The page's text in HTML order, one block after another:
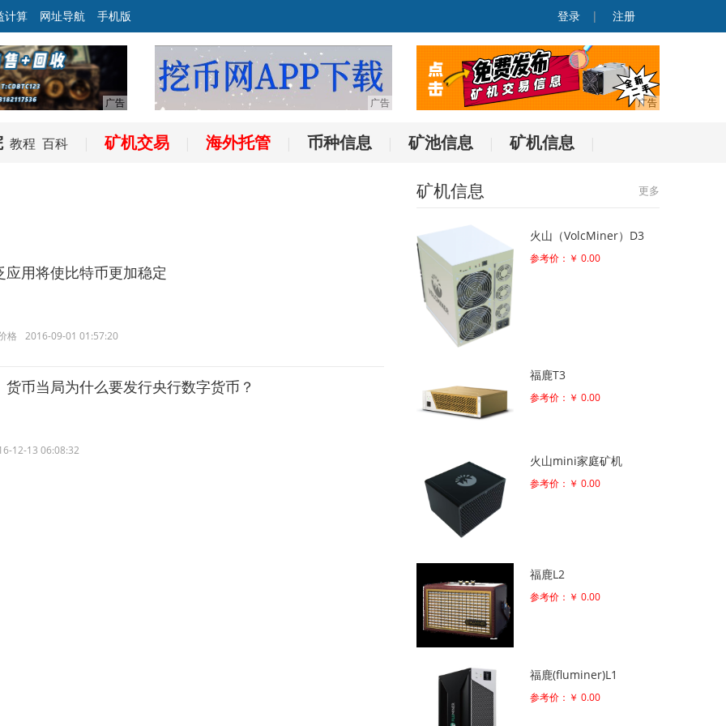
计算 网址导航 手机版 登录 | 注册
教程 百科 矿机交易 海外托管 币种信息 矿池信息 矿机信息
用将使比特币更加稳定
2016-09-01 01:57:20
格
币当局为什么要发行央行数字货币？
12-13 06:08:32
更多
矿机信息
火山（VolcMiner）D3
参考价：￥ 0.00
福鹿T3
参考价：￥ 0.00
火山mini家庭矿机
参考价：￥ 0.00
福鹿L2
参考价：￥ 0.00
福鹿(fluminer)L1
参考价：￥ 0.00